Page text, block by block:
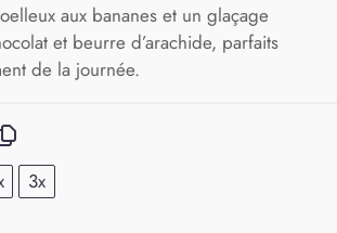
aux bananes et un glaçage
et beurre d’arachide, parfaits
de la journée.
3x